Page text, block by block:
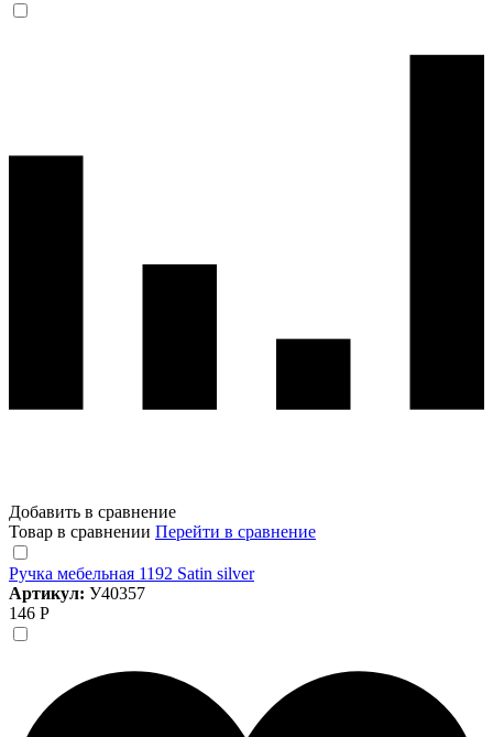
Добавить в сравнение
Товар в сравнении Перейти в сравнение
Ручка мебельная 1192 Satin silver
Артикул: У40357
146 Р